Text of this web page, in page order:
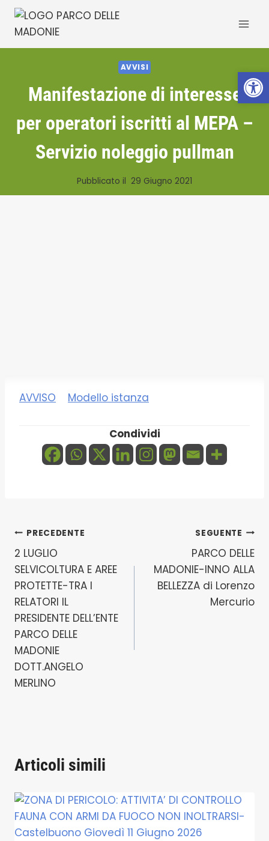
Apri
Salta
contenuto
AVVISI
Manifestazione di interesse
per operatori iscritti al MEPA –
Servizio noleggio pullman
Pubblicato il 29 Giugno 2021
AVVISO Modello istanza
Condividi
Navigazione
articoli
PRECEDENTE
2 LUGLIO
SELVICOLTURA E AREE
PROTETTE-TRA I
RELATORI IL
PRESIDENTE DELL’ENTE
PARCO DELLE
MADONIE
DOTT.ANGELO
MERLINO
SEGUENTE
PARCO DELLE
MADONIE-INNO ALLA
BELLEZZA di Lorenzo
Mercurio
Articoli simili